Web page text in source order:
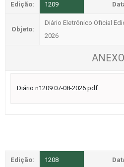
Edição: 1209
Objeto:
Diário Eletrônico Oficial
2026
Diário n1209 07-08-2026.pdf
Edição: 1208